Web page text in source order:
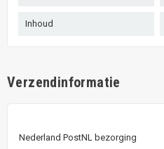
Inhoud
Verzendinformatie
Nederland PostNL bezorging